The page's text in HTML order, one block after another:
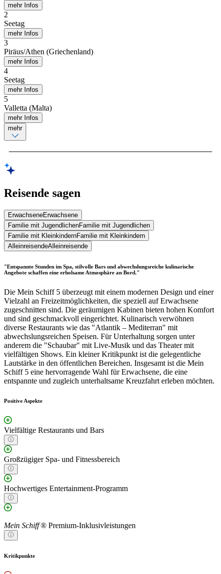
mehr Infos
2
Seetag
mehr Infos
3
Piräus/Athen (Griechenland)
mehr Infos
4
Seetag
mehr Infos
5
Valletta (Malta)
mehr Infos
mehr
Reisende sagen
ErwachseneErwachsene
Familie mit JugendlichenFamilie mit Jugendlichen
Familie mit KleinkindernFamilie mit Kleinkindern
AlleinreisendeAlleinreisende
"Entspannte Stunden im Spa, stilvolle Bars und abwechslungsreiche kulinarische
Angebote schaffen eine erholsame Atmosphäre an Bord."
Die Mein Schiff 5 überzeugt mit einem modernen Design und einer
Vielzahl an Freizeitmöglichkeiten, die speziell auf Erwachsene
zugeschnitten sind. Die geräumigen Kabinen bieten hohen Komfort
und sind geschmackvoll eingerichtet. Kulinarisch verwöhnen
diverse Restaurants wie das "Atlantik – Mediterran" mit
abwechslungsreichen Speisen. Für Unterhaltung sorgen unter
anderem die "Schaubar" mit Live-Musik und das Theater mit
vielfältigen Shows. Ein kleiner Kritikpunkt ist die gelegentliche
Lautstärke in den öffentlichen Bereichen. Insgesamt ist die Mein
Schiff 5 eine hervorragende Wahl für Erwachsene, die eine
entspannte und zugleich unterhaltsame Kreuzfahrt erleben möchten.
Positive Aspekte
Vielfältige Restaurants und Bars
Großzügiger Spa- und Fitnessbereich
Hochwertiges Entertainment-Programm
Mein Schiff ® Premium-Inklusivleistungen
Kritikpunkte